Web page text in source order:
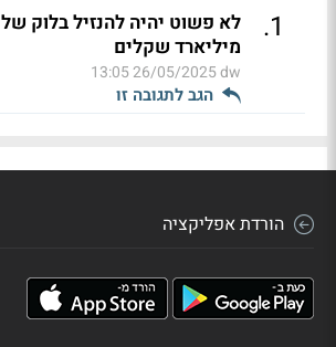
1
.
לא פשוט יהיה להנזיל בלוק של
מיליארד שקלים
dw
26/05/2025 13:05
הגב לתגובה זו
הורדת אפליקציה